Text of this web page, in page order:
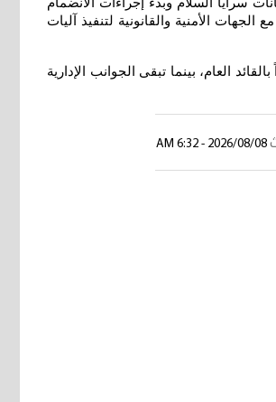
الأمنية والقانونية لتنفيذ آليات
العام، بينما تبقى الجوانب الإدارية
2026/08/08 - 6:32 AM